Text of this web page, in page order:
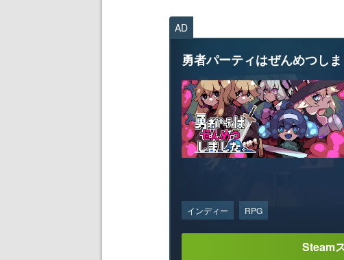
AD
勇者パーティはぜんめつしま
インディー RPG
Steam